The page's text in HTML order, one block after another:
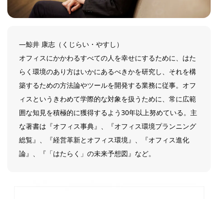
―鯨井 康志（くじらい・やすし）
オフィスにかかわるすべての人を幸せにするために、はた
らく環境のあり方はいかにあるべきかを研究し、それを構
築するための方法論やツールを開発する業務に従事。オフ
ィスというきわめて学際的な対象を扱うために、常に広範
囲な知見を積極的に獲得するよう30年以上努めている。主
な著書は『オフィス事典』、『オフィス環境プランニング
総覧』、『経営革新とオフィス環境』、『オフィス進化
論』、『「はたらく」の未来予想図』など。